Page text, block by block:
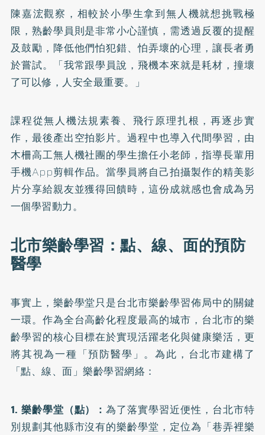
陳嘉浤觀察，相較於小學生拿到無人機就想挑戰極
限，熟齡學員則是非常小心謹慎，需透過反覆的提醒
及鼓勵，降低他們怕犯錯、怕弄壞的心理，讓長者勇
於嘗試。「我常跟學員說，飛機本來就是耗材，撞壞
了可以修，人安全最重要。」
課程從無人機法規素養、飛行原理扎根，再逐步實
作，最後產出空拍影片。過程中也導入代間學習，由
木柵高工無人機社團的學生擔任小老師，指導長輩用
手機App剪輯作品。當學員將自己拍攝製作的精美影
片分享給親友並獲得回饋時，這份成就感也會成為另
一個學習動力。
北市樂齡學習：點、線、面的預防
醫學
事實上，樂齡學堂只是台北市樂齡學習佈局中的關鍵
一環。作為全台高齡化程度最高的城市，台北市的樂
齡學習的核心目標在於實現活躍老化與健康樂活，更
將其視為一種「預防醫學」。為此，台北市建構了
「點、線、面」樂齡學習網絡：
1. 樂齡學堂（點）：為了落實學習近便性，台北市特
別規劃其他縣市沒有的樂齡學堂，定位為「巷弄裡樂